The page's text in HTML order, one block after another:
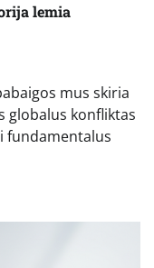
lemia
mus skiria
globalus konfliktas
fundamentalus